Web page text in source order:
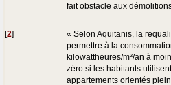
fait obstacle aux
[2]
« Selon Aquitanis, la
permettre à la
kilowattheures/m²/an à
zéro si les habitants
appartements orientés